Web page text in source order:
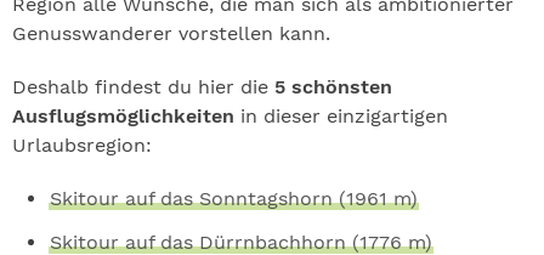
Genusswanderer vorstellen kann.
Deshalb findest du hier die 5 schönsten
Ausflugsmöglichkeiten in dieser einzigartigen
Urlaubsregion:
Skitour auf das Sonntagshorn (1961 m)
Skitour auf das Dürrnbachhorn (1776 m)